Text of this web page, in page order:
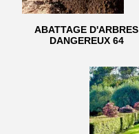
ABATTAGE D'ARBRES
DANGEREUX 64